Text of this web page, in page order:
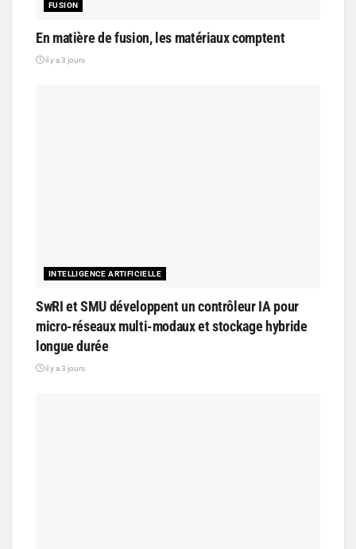
FUSION
En matière de fusion, les matériaux comptent
il y a 3 jours
INTELLIGENCE ARTIFICIELLE
SwRI et SMU développent un contrôleur IA pour
micro-réseaux multi-modaux et stockage hybride
longue durée
il y a 3 jours